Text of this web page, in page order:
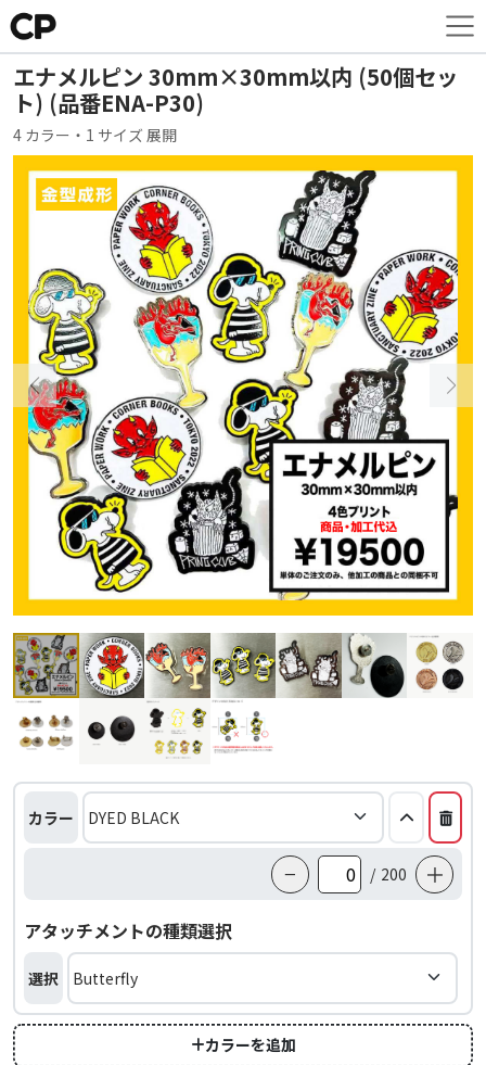
エナメルピン 30mm×30mm以内 (50個セッ
ト) (品番ENA-P30)
4 カラー・1 サイズ 展開
カラー
− / 200 ＋
アタッチメントの種類選択
選択
カラーを追加